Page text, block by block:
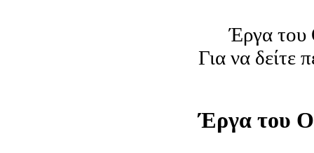
Έργα του
Για να δείτε
Έργα του